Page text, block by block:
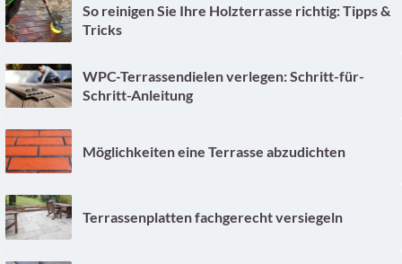
So reinigen Sie Ihre Holzterrasse richtig: Tipps &
Tricks
WPC-Terrassendielen verlegen: Schritt-für-
Schritt-Anleitung
Möglichkeiten eine Terrasse abzudichten
Terrassenplatten fachgerecht versiegeln